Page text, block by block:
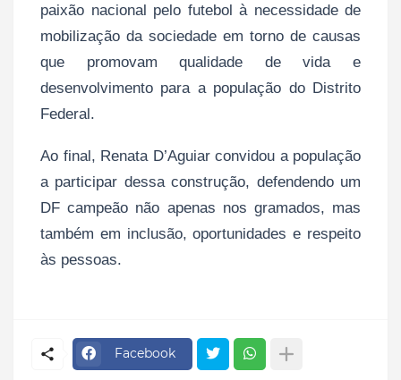
paixão nacional pelo futebol à necessidade de
mobilização da sociedade em torno de causas
que promovam qualidade de vida e
desenvolvimento para a população do Distrito
Federal.
Ao final, Renata D’Aguiar convidou a população
a participar dessa construção, defendendo um
DF campeão não apenas nos gramados, mas
também em inclusão, oportunidades e respeito
às pessoas.
Facebook